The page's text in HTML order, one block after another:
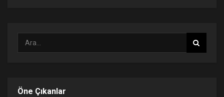
Öne Çıkanlar